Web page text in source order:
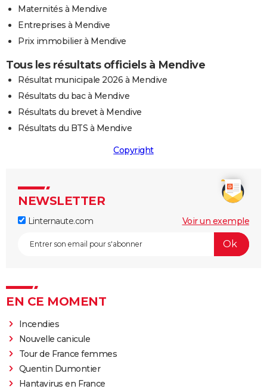
Maternités à Mendive
Entreprises à Mendive
Prix immobilier à Mendive
Tous les résultats officiels à Mendive
Résultat municipale 2026 à Mendive
Résultats du bac à Mendive
Résultats du brevet à Mendive
Résultats du BTS à Mendive
Copyright
NEWSLETTER
Linternaute.com Voir un exemple
EN CE MOMENT
Incendies
Nouvelle canicule
Tour de France femmes
Quentin Dumontier
Hantavirus en France